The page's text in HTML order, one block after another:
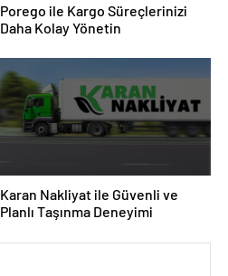
Porego ile Kargo Süreçlerinizi
Daha Kolay Yönetin
Karan Nakliyat ile Güvenli ve
Planlı Taşınma Deneyimi